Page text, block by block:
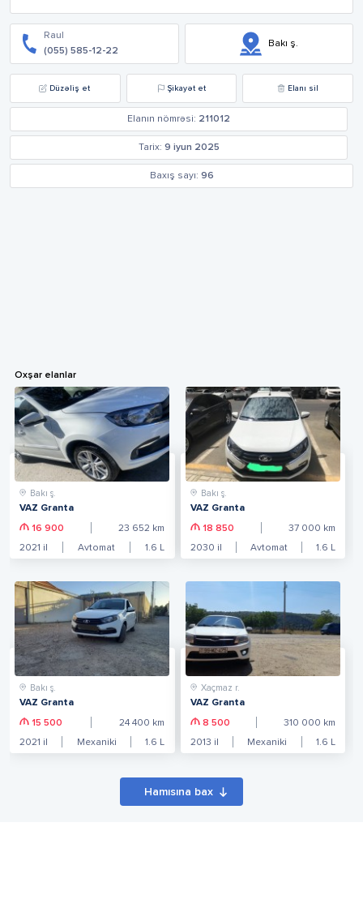
Raul
(055) 585-12-22
Bakı ş.
Düzəliş et Şikayət et Elanı sil
Elanın nömrəsi: 211012
Tarix: 9 iyun 2025
Baxış sayı: 96
Oxşar elanlar
Bakı ş.
VAZ Granta
16 900 23 652 km
2021 il Avtomat 1.6 L
Bakı ş.
VAZ Granta
18 850 37 000 km
2030 il Avtomat 1.6 L
Bakı ş.
VAZ Granta
15 500 24 400 km
2021 il Mexaniki 1.6 L
Xaçmaz r.
VAZ Granta
8 500 310 000 km
2013 il Mexaniki 1.6 L
Hamısına bax